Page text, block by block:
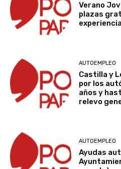
Verano
plazas
AUTOEMPLEO
Castilla y
por los
años y
relevo
AUTOEMPLEO
Ayudas